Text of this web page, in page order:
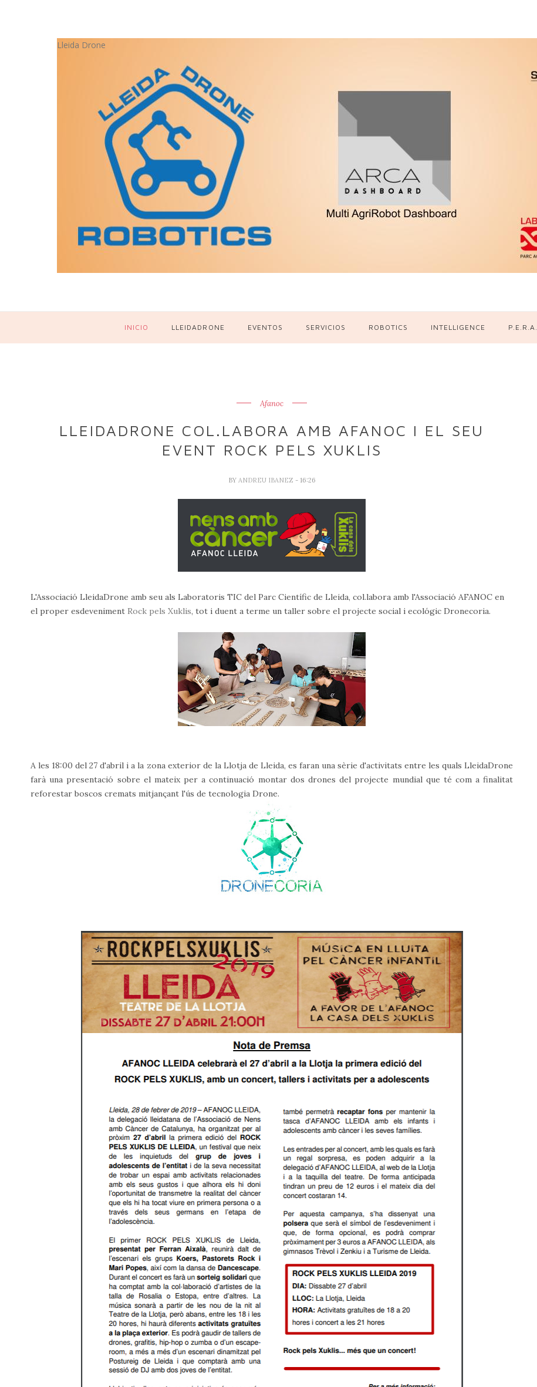
Lleida Drone
INICIO LLEIDADRONE EVENTOS SERVICIOS ROBOTICS INTELLIGENCE P.E.R.A.
Afanoc
LLEIDADRONE COL.LABORA AMB AFANOC I EL SEU
EVENT ROCK PELS XUKLIS
BY ANDREU IBANEZ - 16:26
L'Associació LleidaDrone amb seu als Laboratoris TIC del Parc Científic de Lleida, col.labora amb l'Associació AFANOC en
el proper esdeveniment Rock pels Xuklis, tot i duent a terme un taller sobre el projecte social i ecológic Dronecoria.
A les 18:00 del 27 d'abril i a la zona exterior de la Llotja de Lleida, es faran una sèrie d'activitats entre les quals LleidaDrone
farà una presentació sobre el mateix per a continuació montar dos drones del projecte mundial que té com a finalitat
reforestar boscos cremats mitjançant l'ús de tecnologia Drone.